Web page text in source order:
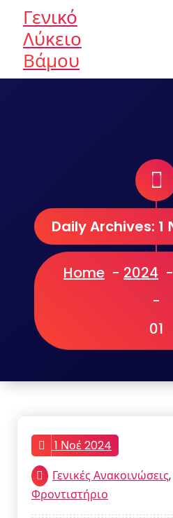
content
Γενικό
Λύκειο
Βάμου
Home - 2024 -
-
01
1 Νοέ 2024
Γενικές Ανακοινώσεις,
Φροντιστήριο